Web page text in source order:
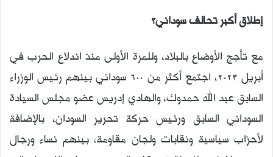
إطلاق أكبر تحالف سوداني؟
مع تأجج الأوضاع بالبلاد، وللمرة الأولى منذ اندلاع الحرب في
أبريل 2023، اجتمع أكثر من 600 سوداني بينهم رئيس الوزراء
السابق عبد الله حمدوك، والهادي إدريس عضو مجلس السيادة
السوداني السابق ورئيس حركة تحرير السودان، بالإضافة
لأحزاب سياسية ونقابات ولجان مقاومة، بينهم نساء ورجال